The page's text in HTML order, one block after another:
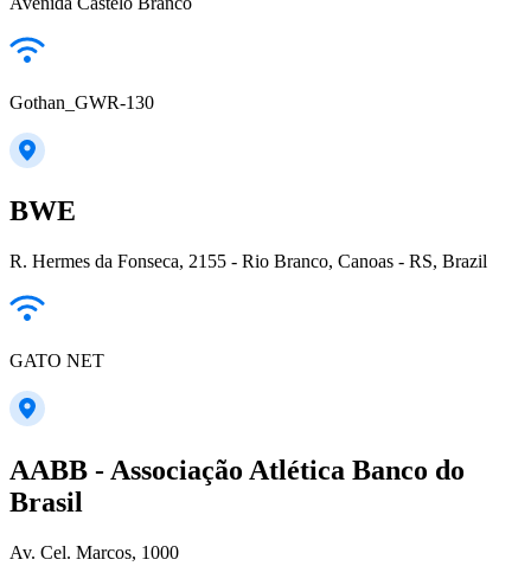
Gothan_GWR-130
BWE
R. Hermes da Fonseca, 2155 - Rio Branco, Canoas - RS, Brazil
GATO NET
AABB - Associação Atlética Banco do
Brasil
Av. Cel. Marcos, 1000